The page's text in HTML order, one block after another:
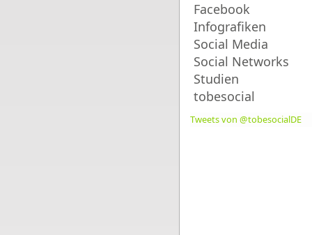
Facebook
Infografiken
Social Media
Social Networks
Studien
tobesocial
Tweets von @tobesocialDE